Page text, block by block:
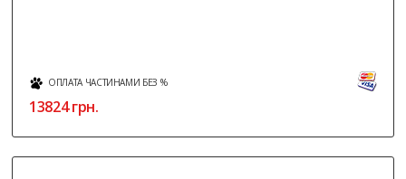
ОПЛАТА ЧАСТИНАМИ БЕЗ %
13824грн.